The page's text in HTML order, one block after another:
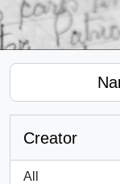
Creator
All